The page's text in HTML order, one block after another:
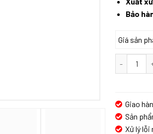
Bảo
Giá sản
BẾP ĐIỆN
Giao
Sản
Xử lý lỗi